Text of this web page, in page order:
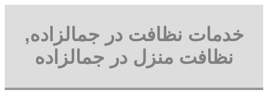
خدمات نظافت در جمالزاده,
نظافت منزل در جمالزاده